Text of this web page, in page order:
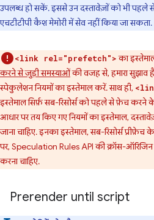
उपलब्ध हो सकें. इससे उन दस्तावेज़ों को भी पहले
एचटीटीपी कैश मेमोरी में सेव नहीं किया जा सकता.
<link rel="prefetch">का
करने से जुड़ी समस्याओंकी वजह से, हमारा
स्पेकुलेशन नियमों का इस्तेमाल करें. साथ ही,
इस्तेमाल सिर्फ़ सब-रिसोर्स को पहले से फ़ेच
आधार पर तय किए गए नियमों का इस्तेमाल,
जाना चाहिए. इनका इस्तेमाल, सब-रिसोर्स प्रीफ़ेच
पर, Speculation Rules API की क्रॉस-ऑरिजिन
करना चाहिए.
Prerender until script